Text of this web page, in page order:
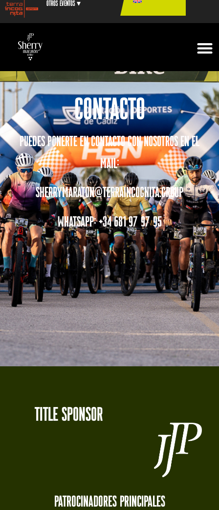
Otros eventos ▾
Contacto
Puedes ponerte en contacto con nosotros en el
mail:
sherrymaraton@terraincognita.group
whatsapp: +34 681 97 97 95
tITLE SPONSOR
Patrocinadores principales